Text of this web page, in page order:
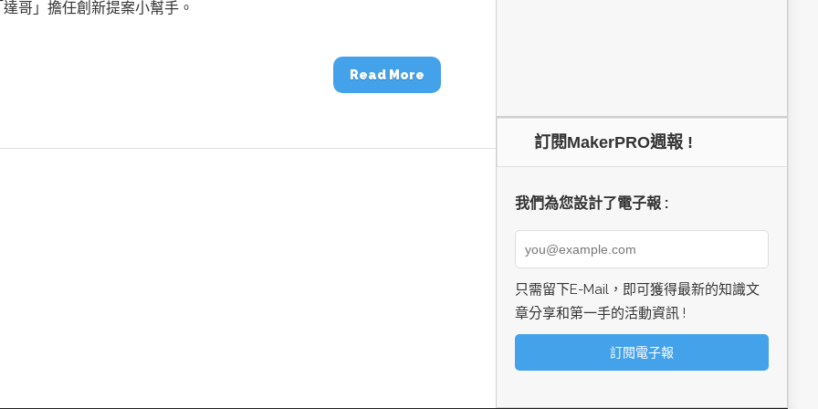
哥」擔任創新提案小幫手。
Read More
訂閱MakerPRO週報 !
我們為您設計了電子報 :
只需留下E-Mail，即可獲得最新的知識文
章分享和第一手的活動資訊 !